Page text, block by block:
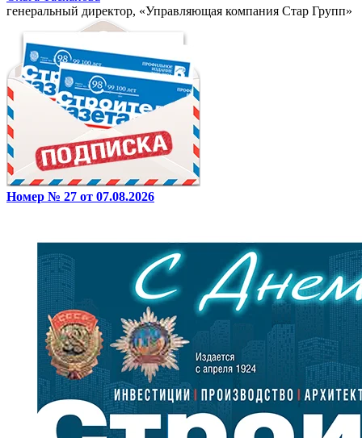
генеральный директор, «Управляющая компания Стар Групп»
Номер № 27 от 07.08.2026